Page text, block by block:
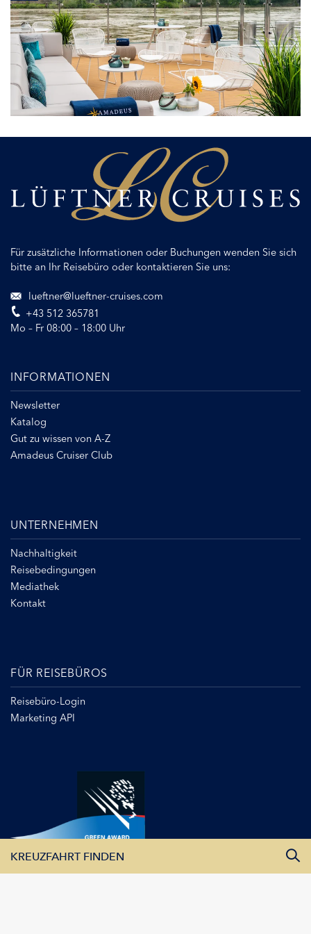
Strahlt
vor
Entdeckerfreude
Für zusätzliche Informationen oder Buchungen wenden Sie sich
bitte an Ihr Reisebüro oder kontaktieren Sie uns:
lueftner@lueftner-cruises.com
+43 512 365781
Mo – Fr 08:00 – 18:00 Uhr
INFORMATIONEN
Newsletter
Katalog
Gut zu wissen von A-Z
Amadeus Cruiser Club
UNTERNEHMEN
Nachhaltigkeit
Reisebedingungen
Mediathek
Kontakt
FÜR REISEBÜROS
Reisebüro-Login
Marketing API
KREUZFAHRT FINDEN